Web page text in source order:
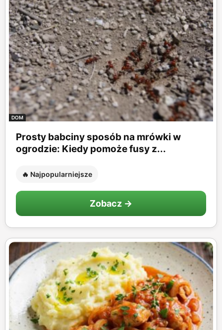
DOM
Prosty babciny sposób na mrówki w
ogrodzie: Kiedy pomoże fusy z...
🔥 Najpopularniejsze
Zobacz →